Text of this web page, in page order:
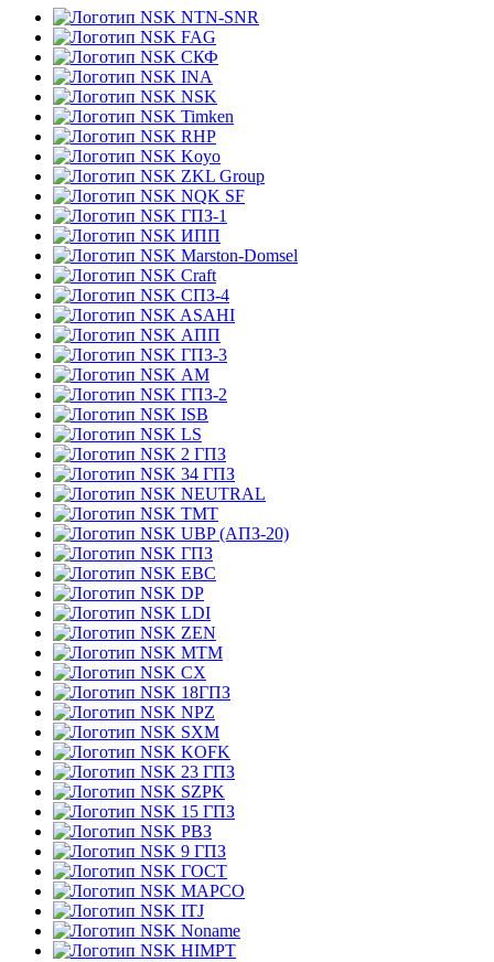
NTN-SNR
FAG
СКФ
INA
NSK
Timken
RHP
Koyo
ZKL Group
NQK SF
ГПЗ-1
ИПП
Marston-Domsel
Craft
СПЗ-4
ASAHI
АПП
ГПЗ-3
АМ
ГПЗ-2
ISB
LS
2 ГПЗ
34 ГПЗ
NEUTRAL
TMT
UBP (АПЗ-20)
ГПЗ
EBC
DP
LDI
ZEN
MTM
CX
18ГПЗ
NPZ
SXM
KOFK
23 ГПЗ
SZPK
15 ГПЗ
РВЗ
9 ГПЗ
ГОСТ
MAPCO
ITJ
Noname
HIMPT